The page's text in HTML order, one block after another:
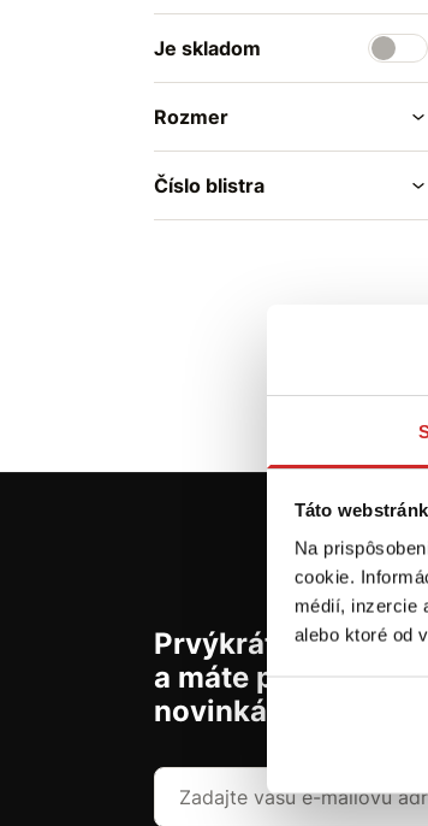
Táto
Na
cookie.
médií, inzercie
alebo ktoré od
Je skladom
Rozmer
Číslo blistra
Prvýkrát na
a máte prehľad o
novinkách a